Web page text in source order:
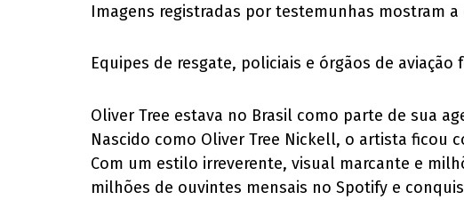
Imagens registradas por testemunhas mostram
Equipes de resgate, policiais e órgãos de
Oliver Tree estava no Brasil como parte de sua
Nascido como Oliver Tree Nickell, o artista ficou
Com um estilo irreverente, visual marcante e
milhões de ouvintes mensais no Spotify e